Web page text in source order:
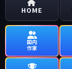
HOME
国内
作家